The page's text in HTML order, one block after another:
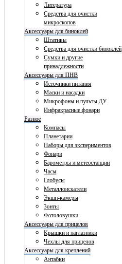
Литература
Средства для очистки
микроскопов
Аксессуары для биноклей
Штативы
Средства для очистки биноклей
Сумки и другие
принадлежности
Аксессуары для ПНВ
Источники питания
Маски и насадки
Микрофоны и пульты ДУ
Инфракрасные фонари
Разное
Компасы
Планетарии
Наборы для экспериментов
Фонари
Барометры и метеостанции
Часы
Глобусы
Металлоискатели
Экшн-камеры
Зонты
Фотоловушки
Аксессуары для прицелов
Крышки и наглазники
Чехлы для прицелов
Аксессуары для креплений
Антабки